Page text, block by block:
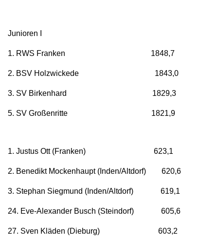
Junioren I
1. RWS Franken 1848,7
2. BSV Holzwickede 1843,0
3. SV Birkenhard 1829,3
5. SV Großenritte 1821,9
1. Justus Ott (Franken) 623,1
2. Benedikt Mockenhaupt (Inden/Altdorf) 620,6
3. Stephan Siegmund (Inden/Altdorf) 619,1
24. Eve-Alexander Busch (Steindorf) 605,6
27. Sven Kläden (Dieburg) 603,2